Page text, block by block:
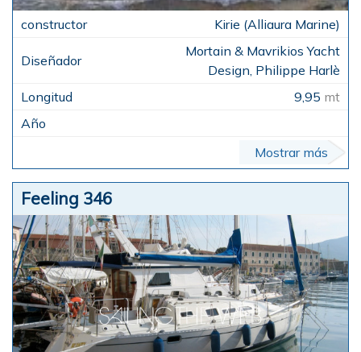
Kirie (Alliaura Marine)
Mortain & Mavrikios Yacht
Design, Philippe Harlè
9,95 mt
Mostrar más
Feeling 346